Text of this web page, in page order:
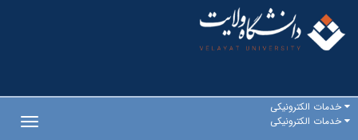
خدمات الکترونیکی
خدمات الکترونیکی